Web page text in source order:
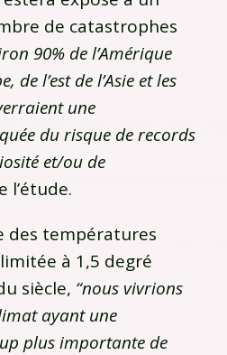
de catastrophes
90% de l’Amérique
de l’est de l’Asie et les
une
du risque de records
et/ou de
l’étude.
des températures
à 1,5 degré
siècle, “nous vivrions
ayant une
plus importante de